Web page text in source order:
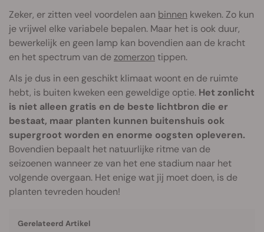
Zeker, er zitten veel voordelen aan binnen kweken. Zo kun
je vrijwel elke variabele bepalen. Maar het is ook duur,
bewerkelijk en geen lamp kan bovendien aan de kracht
en het spectrum van dezomerzon tippen.
Als je dus in een geschikt klimaat woont en de ruimte
hebt, is buiten kweken een geweldige optie. Het zonlicht
is niet alleen gratis en de beste lichtbron die er
bestaat, maar planten kunnen buitenshuis ook
supergroot worden en enorme oogsten opleveren.
Bovendien bepaalt het natuurlijke ritme van de
seizoenen wanneer ze van het ene stadium naar het
volgende overgaan. Het enige wat jij moet doen, is de
planten tevreden houden!
Gerelateerd Artikel